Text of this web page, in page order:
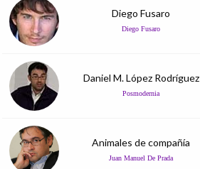
Diego Fusaro
Diego Fusaro
Daniel M. López Rodríguez
Posmodernia
Animales de compañía
Juan Manuel De Prada